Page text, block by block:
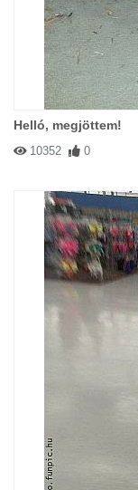
Helló, megjöttem!
10352 0